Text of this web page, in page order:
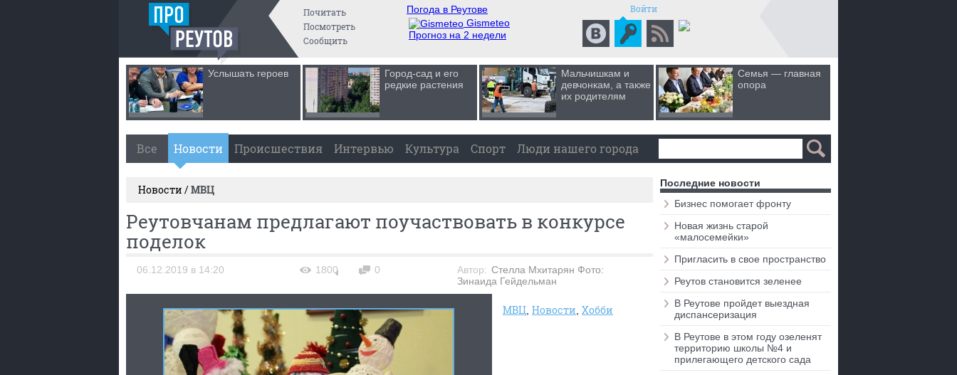
Почитать
Посмотреть
Сообщить
Погода в Реутове
Gismeteo
Прогноз на 2 недели
Войти
Услышать героев
Город-сад и его
редкие растения
Мальчишкам и
девчонкам, а также
их родителям
Семья — главная
опора
Все Новости Происшествия Интервью Культура Спорт Люди нашего города
Новости /МВЦ
Реутовчанам предлагают поучаствовать в конкурсе
поделок
06.12.2019 в 14:20 1800 0 Автор: Стелла Мхитарян Фото:
Зинаида Гейдельман
МВЦ Новости Хобби
Последние новости
Бизнес помогает фронту
Новая жизнь старой
«малосемейки»
Пригласить в свое пространство
Реутов становится зеленее
В Реутове пройдет выездная
диспансеризация
В Реутове в этом году озеленят
территорию школы №4 и
прилегающего детского сада